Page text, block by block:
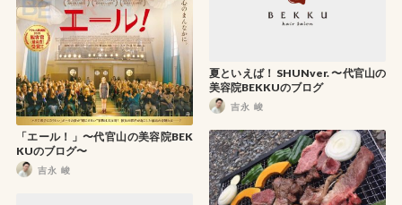
「エール！」〜代官山の美容院BEK
KUのブログ〜
吉永 峻
夏といえば！ SHUNver. 〜代官山の
美容院BEKKUのブログ
吉永 峻